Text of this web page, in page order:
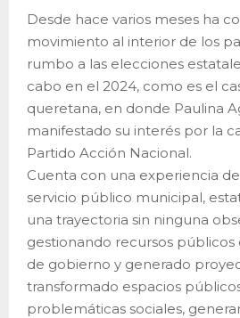
Desde hace varios meses ha
movimiento al interior de los
rumbo a las elecciones
cabo en el 2024, como es el
queretana, en donde Paulina
manifestado su interés por la
Partido Acción Nacional.
Cuenta con una experiencia
servicio público municipal,
una trayectoria sin ninguna
gestionando recursos públicos
de gobierno y generado
transformado espacios
problemáticas sociales,